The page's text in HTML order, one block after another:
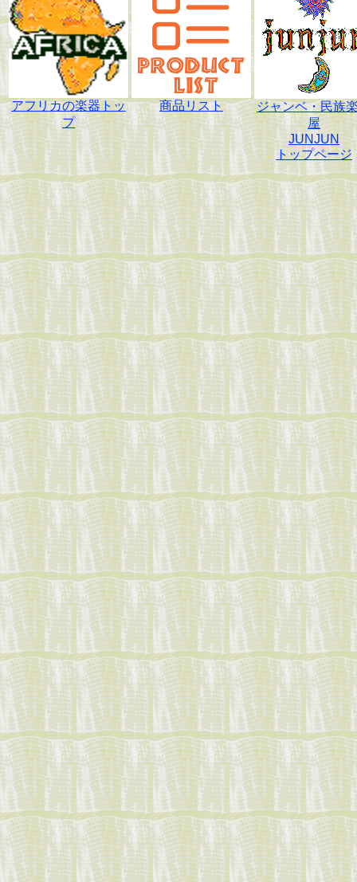
アフリカの楽器トッ
プ
商品リスト
ジャンベ・民族
屋
JUNJUN
トップページ